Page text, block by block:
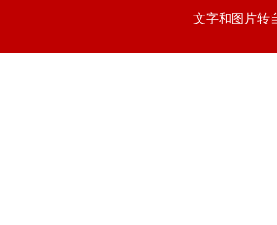
文字和图片转